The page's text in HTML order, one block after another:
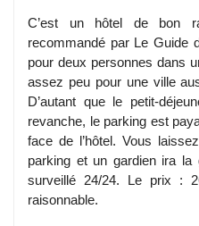
C’est un hôtel de bon
recommandé par Le Guide
pour deux personnes dans
assez peu pour une ville
D’autant que le petit-
revanche, le parking est
face de l’hôtel. Vous
parking et un gardien ira
surveillé 24/24. Le prix :
raisonnable.